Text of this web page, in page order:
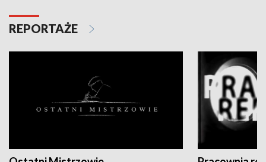
REPORTAŻE